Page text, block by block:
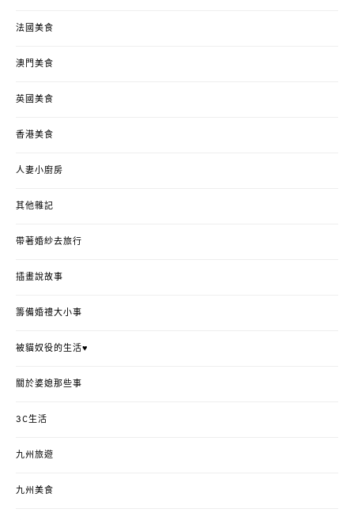
法國美食
澳門美食
英國美食
香港美食
人妻小廚房
其他雜記
帶著婚紗去旅行
插畫說故事
籌備婚禮大小事
被貓奴役的生活♥
關於婆媳那些事
3C生活
九州旅遊
九州美食